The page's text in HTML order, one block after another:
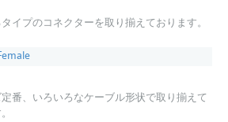
イプのコネクターを取り揃えております。
番、いろいろなケーブル形状で取り揃えて